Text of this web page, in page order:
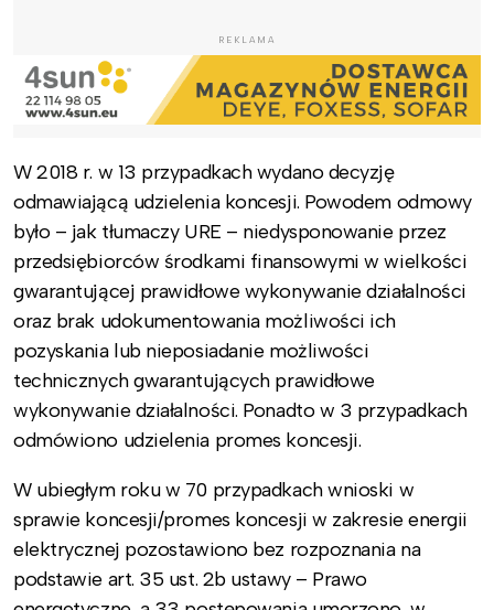
REKLAMA
W 2018 r. w 13 przypadkach wydano decyzję
odmawiającą udzielenia koncesji. Powodem odmowy
było – jak tłumaczy URE – niedysponowanie przez
przedsiębiorców środkami finansowymi w wielkości
gwarantującej prawidłowe wykonywanie działalności
oraz brak udokumentowania możliwości ich
pozyskania lub nieposiadanie możliwości
technicznych gwarantujących prawidłowe
wykonywanie działalności. Ponadto w 3 przypadkach
odmówiono udzielenia promes koncesji.
W ubiegłym roku w 70 przypadkach wnioski w
sprawie koncesji/promes koncesji w zakresie energii
elektrycznej pozostawiono bez rozpoznania na
podstawie art. 35 ust. 2b ustawy – Prawo